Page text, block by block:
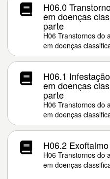
H06.0
em doenças
parte
H06 Transtornos do
em doenças
H06.1
em doenças
parte
H06 Transtornos do
em doenças
H06.2
H06 Transtornos do
em doenças